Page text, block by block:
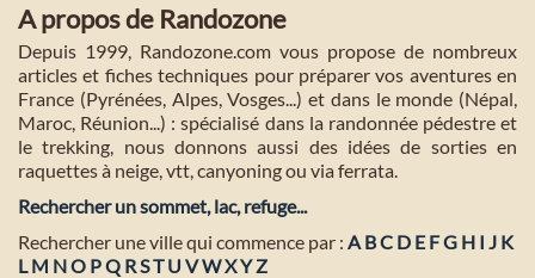
A propos de Randozone
Depuis 1999, Randozone.com vous propose de nombreux
articles et fiches techniques pour préparer vos aventures en
France (Pyrénées, Alpes, Vosges...) et dans le monde (Népal,
Maroc, Réunion...) : spécialisé dans la randonnée pédestre et
le trekking, nous donnons aussi des idées de sorties en
raquettes à neige, vtt, canyoning ou via ferrata.
Rechercher un sommet, lac, refuge...
Rechercher une ville qui commence par : A BC D E FG H I J K
L M NO PQ R ST U VWXY Z